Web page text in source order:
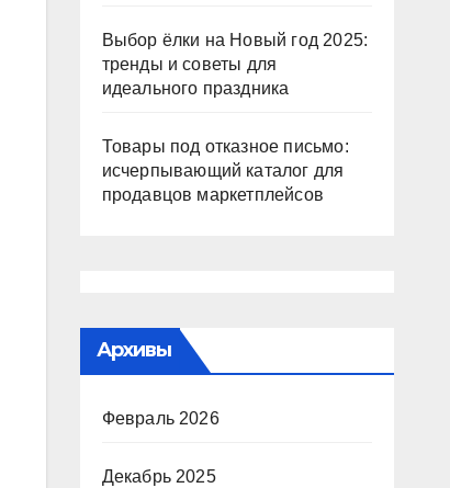
Выбор ёлки на Новый год 2025:
тренды и советы для
идеального праздника
Товары под отказное письмо:
исчерпывающий каталог для
продавцов маркетплейсов
Архивы
Февраль 2026
Декабрь 2025